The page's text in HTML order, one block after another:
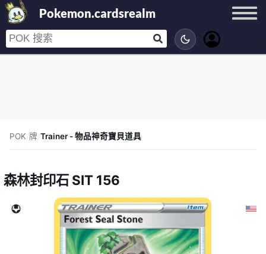
Pokemon.cardsrealm
POK/牌/Trainer - 物品神奇寶貝道具
森林封印石 SIT 156